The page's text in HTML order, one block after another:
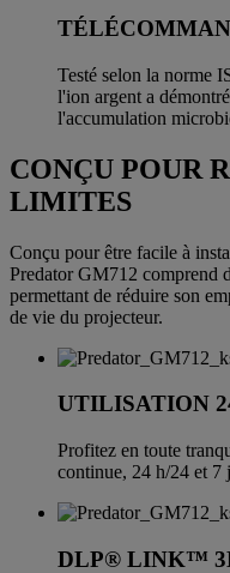
Testé selon la norme
l'ion argent a
l'accumulation
CONÇU POUR
LIMITES
Conçu pour être facile à
Predator GM712 comprend
permettant de réduire son
de vie du projecteur.
UTILISATION
Profitez en toute
continue, 24 h/24 et 7
DLP® LINK™